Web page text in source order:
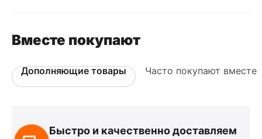
Вместе покупают
Дополняющие товары Часто покупают вместе
Быстро и качественно доставляем